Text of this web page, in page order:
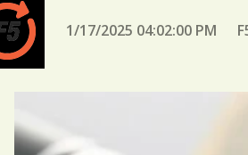
1/17/2025 04:02:00 PM